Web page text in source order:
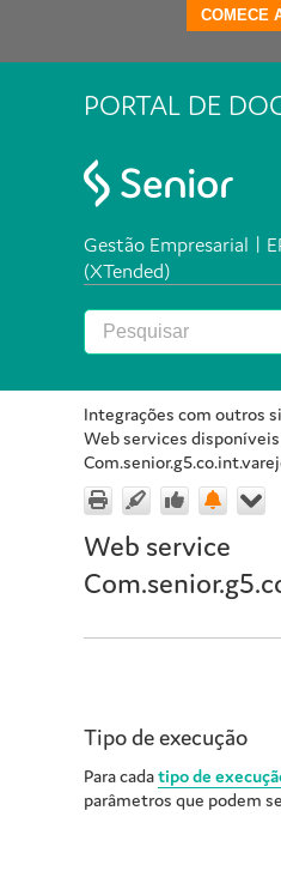
COMECE
PORTAL DE
Gestão Empresarial |
(XTended)
Integrações com outros
Web services
Web service
Tipo de execução
Para cadatipo de
parâmetros que podem